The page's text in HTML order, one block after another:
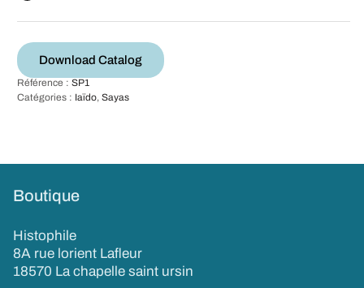
Download Catalog
Référence : SP1
Catégories : Iaïdo, Sayas
Boutique
Histophile
8A rue lorient Lafleur
18570 La chapelle saint ursin